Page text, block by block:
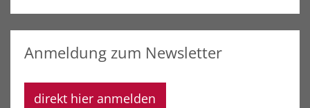
Anmeldung zum Newsletter
direkt hier anmelden